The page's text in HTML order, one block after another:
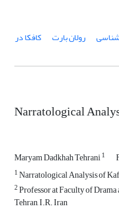
رولان بارت کافکا در
Narratological
Maryam Dadkhah Tehrani1
1Narratological Analysis of
2Professor at Faculty of
Tehran, I.R. Iran